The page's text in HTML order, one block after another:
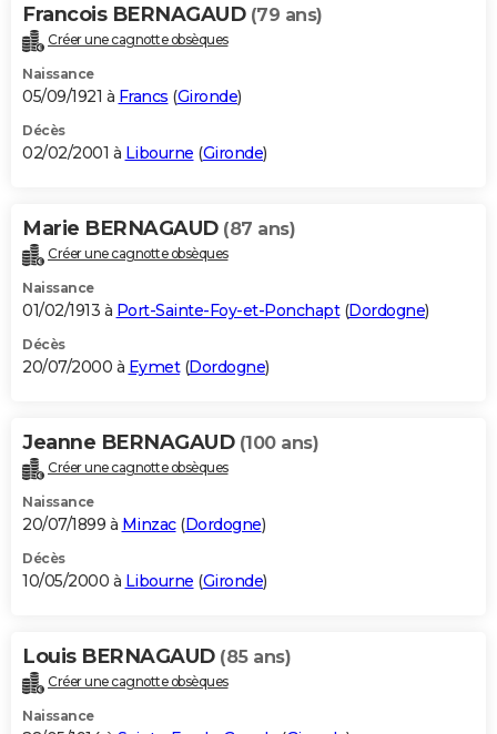
Francois BERNAGAUD (79 ans)
Créer une cagnotte obsèques
Naissance
05/09/1921 à Francs (Gironde)
Décès
02/02/2001 à Libourne (Gironde)
Marie BERNAGAUD (87 ans)
Créer une cagnotte obsèques
Naissance
01/02/1913 à Port-Sainte-Foy-et-Ponchapt(Dordogne)
Décès
20/07/2000 à Eymet(Dordogne)
Jeanne BERNAGAUD (100 ans)
Créer une cagnotte obsèques
Naissance
20/07/1899 à Minzac(Dordogne)
Décès
10/05/2000 à Libourne (Gironde)
Louis BERNAGAUD (85 ans)
Créer une cagnotte obsèques
Naissance